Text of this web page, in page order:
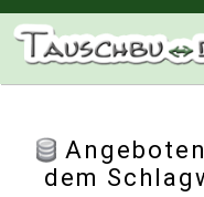
dem